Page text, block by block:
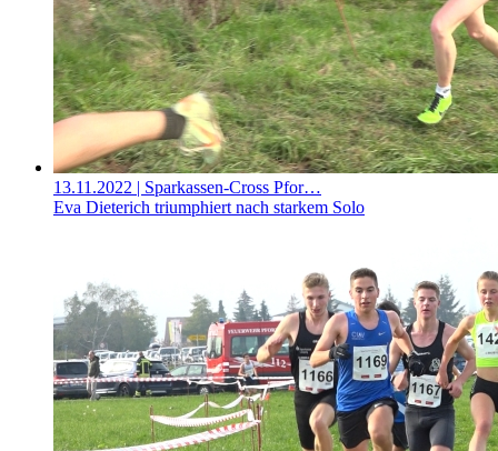
13.11.2022 | Sparkassen-Cross Pfor…
Eva Dieterich triumphiert nach starkem Solo